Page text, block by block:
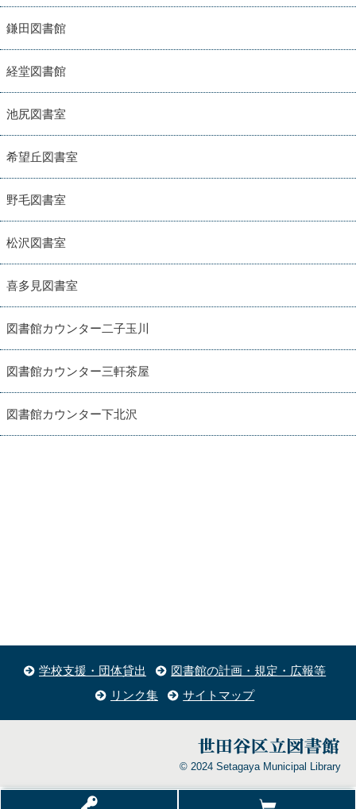
鎌田図書館
経堂図書館
池尻図書室
希望丘図書室
野毛図書室
松沢図書室
喜多見図書室
図書館カウンター二子玉川
図書館カウンター三軒茶屋
図書館カウンター下北沢
学校支援・団体貸出
図書館の計画・規定・広報等
リンク集
サイトマップ
© 2024 Setagaya Municipal Library